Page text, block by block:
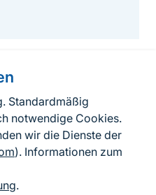
Standardmäßig
notwendige Cookies.
wir die Dienste der
). Informationen zum
.
BfN